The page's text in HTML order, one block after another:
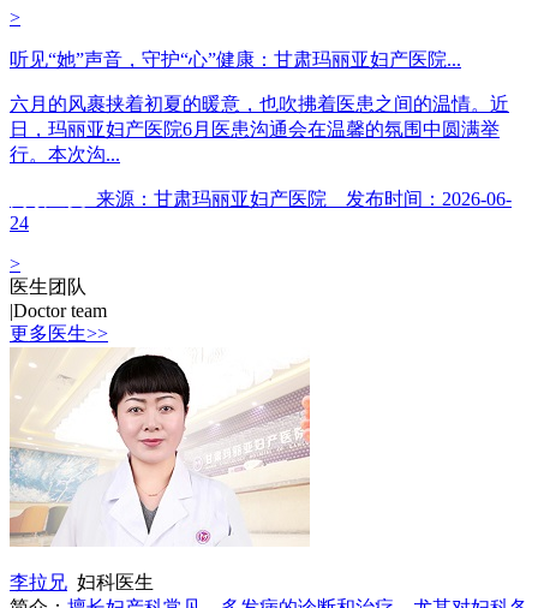
>
听见“她”声音，守护“心”健康：甘肃玛丽亚妇产医院...
六月的风裹挟着初夏的暖意，也吹拂着医患之间的温情。近
日，玛丽亚妇产医院6月医患沟通会在温馨的氛围中圆满举
行。本次沟...
来源：甘肃玛丽亚妇产医院 发布时间：2026-06-
24
>
医生团队
|Doctor team
更多医生>>
李拉兄 妇科医生